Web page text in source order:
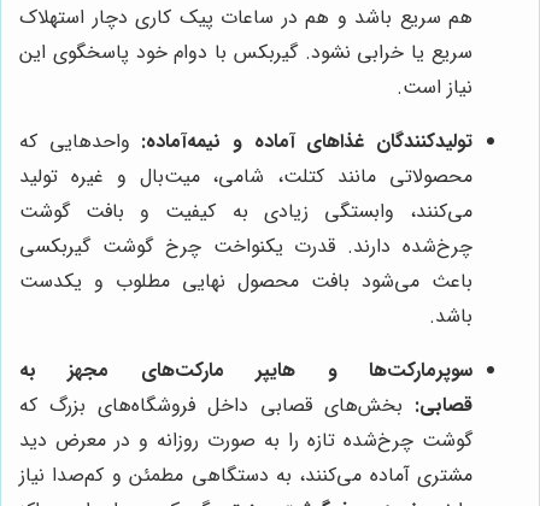
هم سریع باشد و هم در ساعات پیک کاری دچار استهلاک
سریع یا خرابی نشود. گیربکس با دوام خود پاسخگوی این
نیاز است.
تولیدکنندگان غذاهای آماده و نیمه‌آماده: واحدهایی که
محصولاتی مانند کتلت، شامی، میت‌بال و غیره تولید
می‌کنند، وابستگی زیادی به کیفیت و بافت گوشت
چرخ‌شده دارند. قدرت یکنواخت چرخ گوشت گیربکسی
باعث می‌شود بافت محصول نهایی مطلوب و یکدست
باشد.
سوپرمارکت‌ها و هایپر مارکت‌های مجهز به
قصابی: بخش‌های قصابی داخل فروشگاه‌های بزرگ که
گوشت چرخ‌شده تازه را به صورت روزانه و در معرض دید
مشتری آماده می‌کنند، به دستگاهی مطمئن و کم‌صدا نیاز